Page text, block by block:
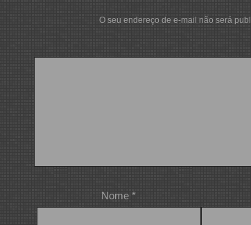
O seu endereço de e-mail não será
Nome*